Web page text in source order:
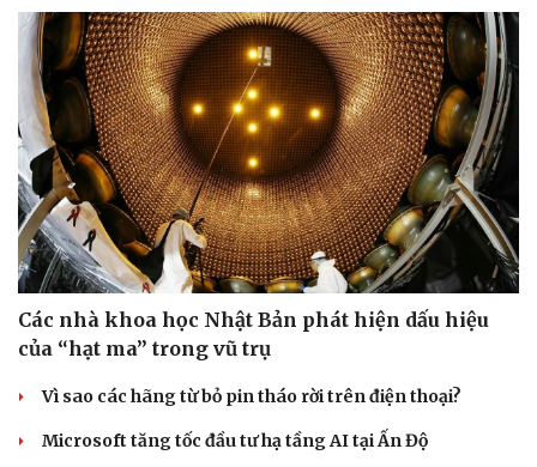
Sân khấu - Điện ảnh
Nghệ sĩ
Thời trang
Sao Việt
Các nhà khoa học Nhật Bản phát hiện dấu hiệu
của “hạt ma” trong vũ trụ
Vì sao các hãng từ bỏ pin tháo rời trên điện thoại?
Microsoft tăng tốc đầu tư hạ tầng AI tại Ấn Độ